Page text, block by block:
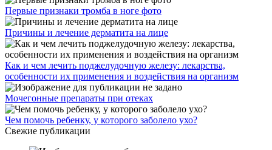
Первые признаки тромба в ноге фото
Причины и лечение дерматита на лице
Как и чем лечить поджелудочную железу: лекарства,
особенности их применения и воздействия на организм
Мочегонные препараты при отеках
Чем помочь ребенку, у которого заболело ухо?
Свежие публикации